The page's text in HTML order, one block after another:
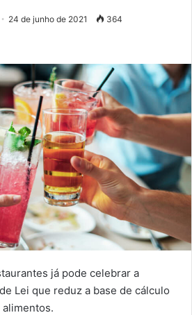
24 de junho de 2021 364
já pode celebrar a
Lei que reduz a base de cálculo
alimentos.